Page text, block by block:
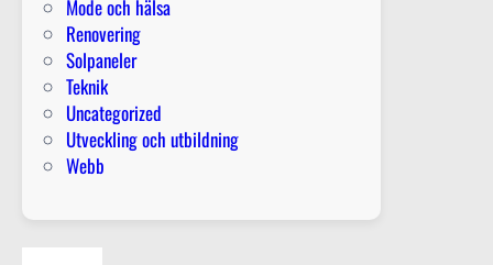
Mode och hälsa
Renovering
Solpaneler
Teknik
Uncategorized
Utveckling och utbildning
Webb